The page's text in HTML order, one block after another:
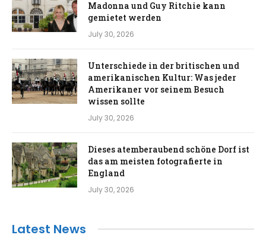
Madonna und Guy Ritchie kann
gemietet werden
July 30, 2026
Unterschiede in der britischen und
amerikanischen Kultur: Was jeder
Amerikaner vor seinem Besuch
wissen sollte
July 30, 2026
Dieses atemberaubend schöne Dorf ist
das am meisten fotografierte in
England
July 30, 2026
Latest News